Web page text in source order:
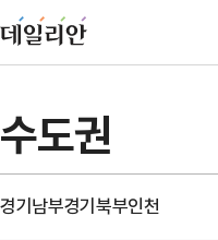
수도권
경기남부경기북부인천